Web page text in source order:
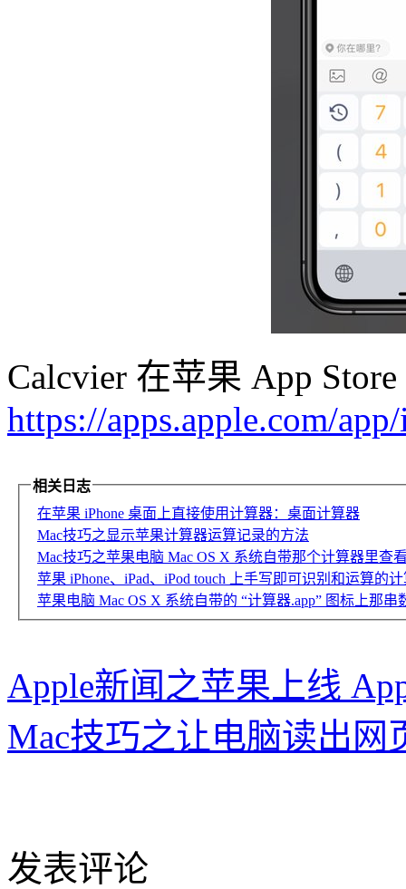
Calcvier 在苹果 App
https://apps.apple.com/
相关日志
在苹果 iPhone 桌面上直接使用计算器：桌面计算器
Mac技巧之显示苹果计算器运算记录的方法
Mac技巧之苹果电脑 Mac OS X 系统自带那个计算器里查
苹果 iPhone、iPad、iPod touch 上手写即可识别和运算的
苹果电脑 Mac OS X 系统自带的 “计算器.app” 图标上那
Apple新闻之苹果上线
Mac技巧之让电脑读出网
发表评论